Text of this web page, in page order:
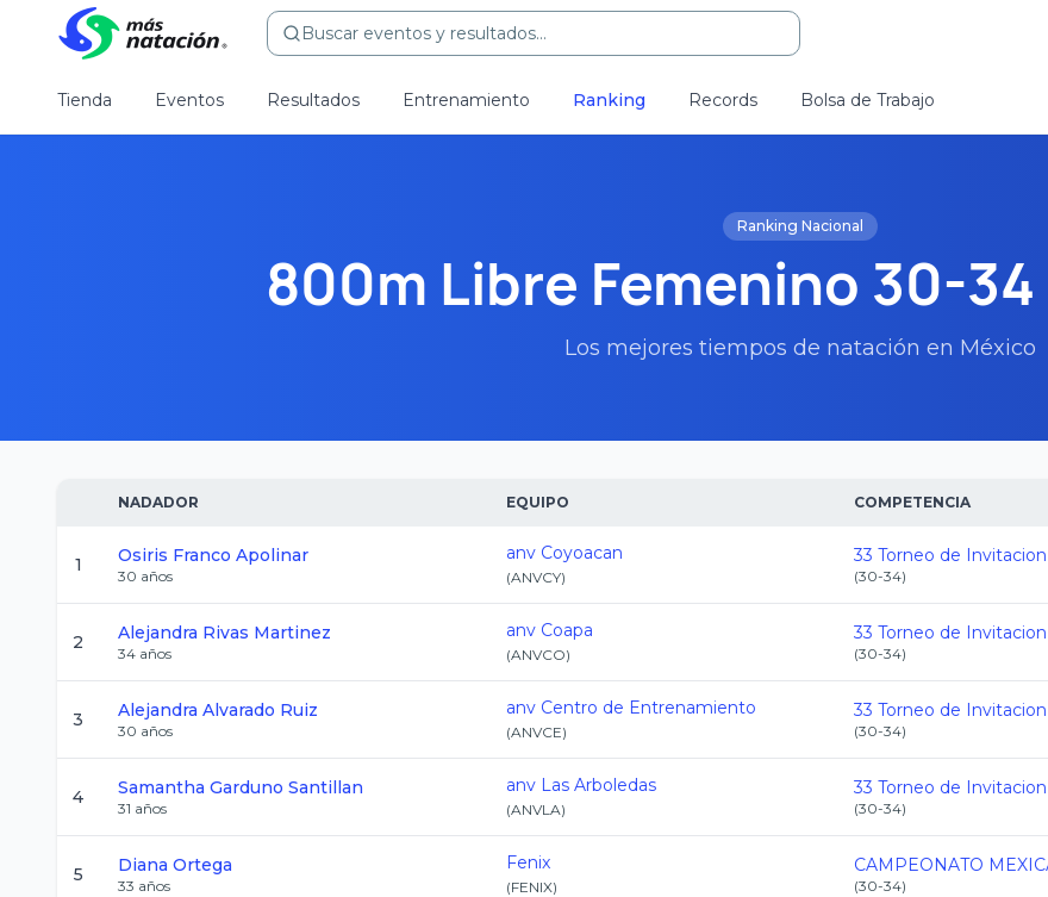
Buscar eventos y resultados...
Tienda Eventos Resultados Entrenamiento Ranking Records Bolsa de Trabajo
Ranking Nacional
800m Libre Femenino 30-
Los mejores tiempos de natación en México
NADADOR EQUIPO COMPETENCIA
1 Osiris Franco Apolinar
30 años
anv Coyoacan
(ANVCY) (30-34)
2 Alejandra Rivas Martinez
34 años
anv Coapa
(ANVCO) (30-34)
3 Alejandra Alvarado Ruiz
30 años
anv Centro de Entrenamiento
(ANVCE) (30-34)
4 Samantha Garduno Santillan
31 años
anv Las Arboledas
(ANVLA) (30-34)
5 Diana Ortega
33 años
Fenix
(FENIX) (30-34)